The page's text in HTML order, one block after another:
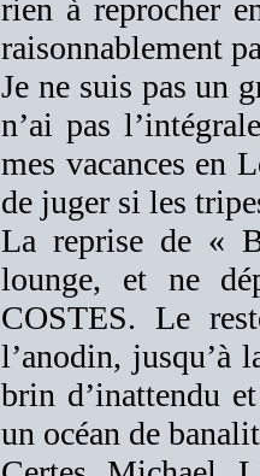
rien à reprocher
raisonnablement
Je ne suis pas un
n’ai pas
mes vacances en
de juger si les
La reprise de «
lounge, et ne
COSTES. Le
l’anodin, jusqu’à
brin d’inattendu
un océan de